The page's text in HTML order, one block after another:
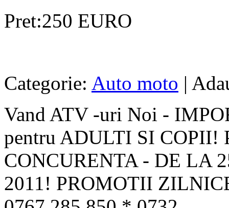
Pret:250 EURO
Categorie: Auto moto |
Vand ATV -uri Noi -
pentru ADULTI SI COPII!
CONCURENTA - DE LA
2011! PROMOTII